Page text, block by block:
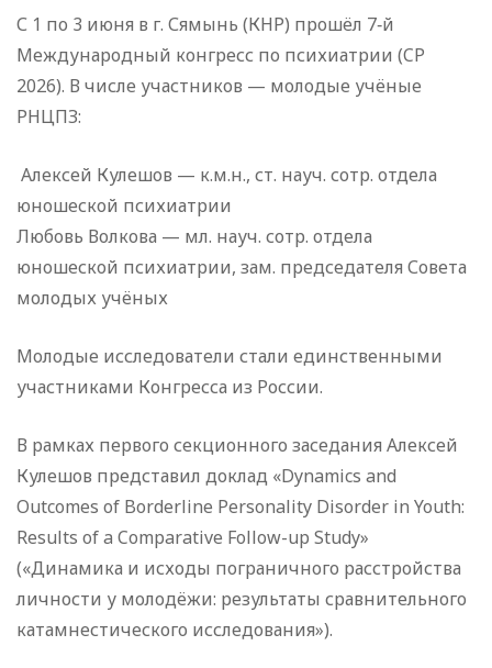
С 1 по 3 июня в г. Сямынь (КНР) прошёл 7‑й
Международный конгресс по психиатрии (CP
2026). В числе участников — молодые учёные
РНЦПЗ:
Алексей Кулешов — к.м.н., ст. науч. сотр. отдела
юношеской психиатрии
Любовь Волкова — мл. науч. сотр. отдела
юношеской психиатрии, зам. председателя Совета
молодых учёных
Молодые исследователи стали единственными
участниками Конгресса из России.
В рамках первого секционного заседания Алексей
Кулешов представил доклад «Dynamics and
Outcomes of Borderline Personality Disorder in Youth:
Results of a Comparative Follow-up Study»
(«Динамика и исходы пограничного расстройства
личности у молодёжи: результаты сравнительного
катамнестического исследования»).